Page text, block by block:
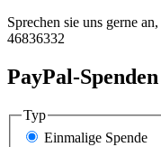
Sprechen sie uns gerne
46836332
PayPal-Spenden
Typ
Einmalige Spende